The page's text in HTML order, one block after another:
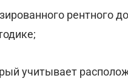
рентного
учитывает